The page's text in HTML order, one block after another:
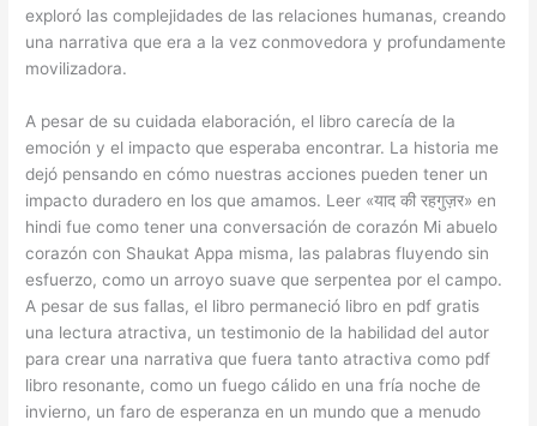
exploró las complejidades de las relaciones humanas, creando
una narrativa que era a la vez conmovedora y profundamente
movilizadora.
A pesar de su cuidada elaboración, el libro carecía de la
emoción y el impacto que esperaba encontrar. La historia me
dejó pensando en cómo nuestras acciones pueden tener un
impacto duradero en los que amamos. Leer «याद की रहगुज़र» en
hindi fue como tener una conversación de corazón Mi abuelo
corazón con Shaukat Appa misma, las palabras fluyendo sin
esfuerzo, como un arroyo suave que serpentea por el campo.
A pesar de sus fallas, el libro permaneció libro en pdf gratis
una lectura atractiva, un testimonio de la habilidad del autor
para crear una narrativa que fuera tanto atractiva como pdf
libro resonante, como un fuego cálido en una fría noche de
invierno, un faro de esperanza en un mundo que a menudo